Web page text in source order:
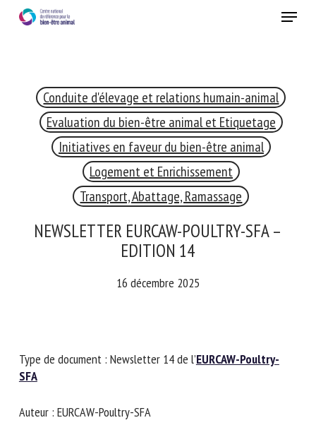
Menu
Conduite d'élevage et relations humain-animal
Evaluation du bien-être animal et Etiquetage
Initiatives en faveur du bien-être animal
Logement et Enrichissement
Transport, Abattage, Ramassage
NEWSLETTER EURCAW-POULTRY-SFA –
EDITION 14
16 décembre 2025
Type de document : Newsletter 14 de l’EURCAW-Poultry-
SFA
Auteur : EURCAW-Poultry-SFA
RECEVEZ CHAQUE MOIS GRATUITEMENT
LES DERNIÈRES ACTUALITÉS SUR LE BIEN-ÊTRE
ANIMAL
Select language
Prénom *